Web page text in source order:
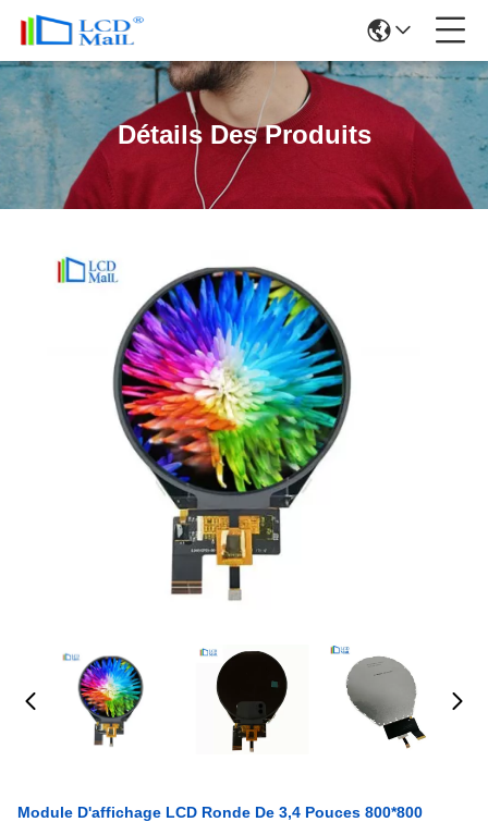
Détails Des Produits
Module D'affichage LCD Ronde De 3,4 Pouces 800*800